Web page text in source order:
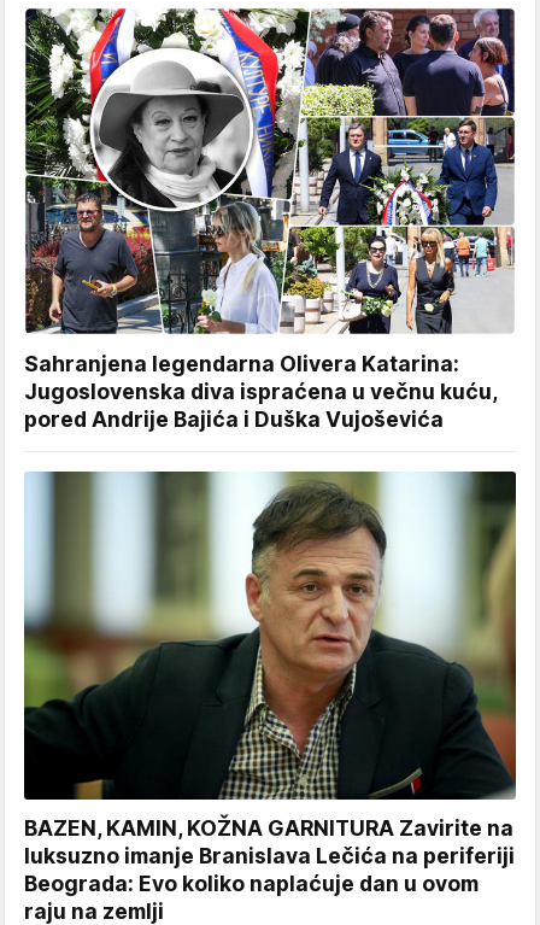
Sahranjena legendarna Olivera Katarina:
Jugoslovenska diva ispraćena u večnu kuću,
pored Andrije Bajića i Duška Vujoševića
BAZEN, KAMIN, KOŽNA GARNITURA Zavirite na
luksuzno imanje Branislava Lečića na periferiji
Beograda: Evo koliko naplaćuje dan u ovom
raju na zemlji